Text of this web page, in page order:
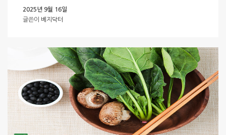
2025년 9월 16일
글쓴이 베지닥터